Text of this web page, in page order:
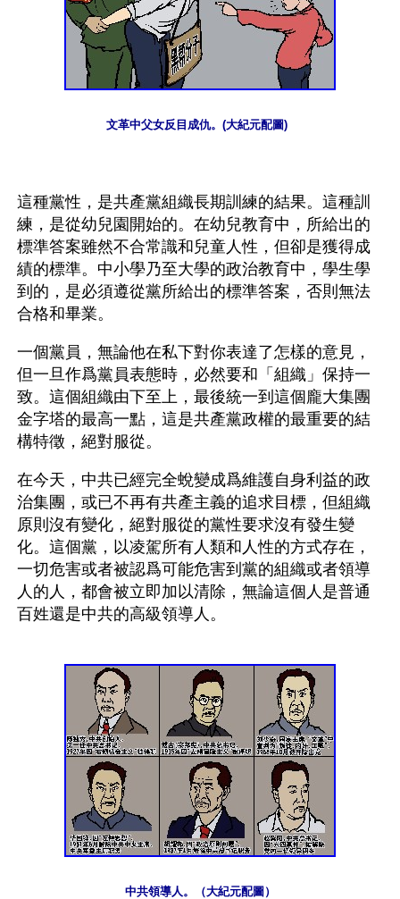
文革中父女反目成仇。(大紀元配圖)
這種黨性，是共產黨組織長期訓練的結果。這種訓
練，是從幼兒園開始的。在幼兒教育中，所給出的
標準答案雖然不合常識和兒童人性，但卻是獲得成
績的標準。中小學乃至大學的政治教育中，學生學
到的，是必須遵從黨所給出的標準答案，否則無法
合格和畢業。
一個黨員，無論他在私下對你表達了怎樣的意見，
但一旦作爲黨員表態時，必然要和「組織」保持一
致。這個組織由下至上，最後統一到這個龐大集團
金字塔的最高一點，這是共產黨政權的最重要的結
構特徵，絕對服從。
在今天，中共已經完全蛻變成爲維護自身利益的政
治集團，或已不再有共產主義的追求目標，但組織
原則沒有變化，絕對服從的黨性要求沒有發生變
化。這個黨，以凌駕所有人類和人性的方式存在，
一切危害或者被認爲可能危害到黨的組織或者領導
人的人，都會被立即加以清除，無論這個人是普通
百姓還是中共的高級領導人。
中共領導人。（大紀元配圖）